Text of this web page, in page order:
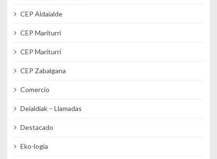
CEP Aldaialde
CEP Mariturri
CEP Mariturri
CEP Zabalgana
Comercio
Deialdiak – Llamadas
Destacado
Eko-logia